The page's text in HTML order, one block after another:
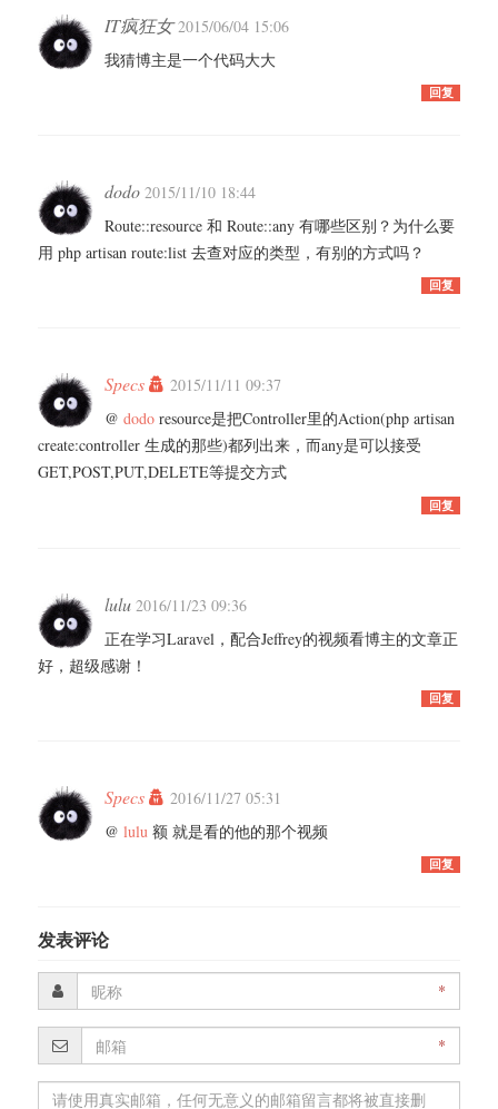
IT疯狂女2015/06/04 15:06
我猜博主是一个代码大大
回复
dodo 2015/11/10 18:44
Route::resource 和 Route::any 有哪些区别？为什么要
用 php artisan route:list 去查对应的类型，有别的方式吗？
回复
Specs
2015/11/11 09:37
@ dodo resource是把Controller里的Action(php artisan
create:controller 生成的那些)都列出来，而any是可以接受
GET,POST,PUT,DELETE等提交方式
回复
lulu 2016/11/23 09:36
正在学习Laravel，配合Jeffrey的视频看博主的文章正
好，超级感谢！
回复
Specs
2016/11/27 05:31
@ lulu 额 就是看的他的那个视频
回复
发表评论
*
*